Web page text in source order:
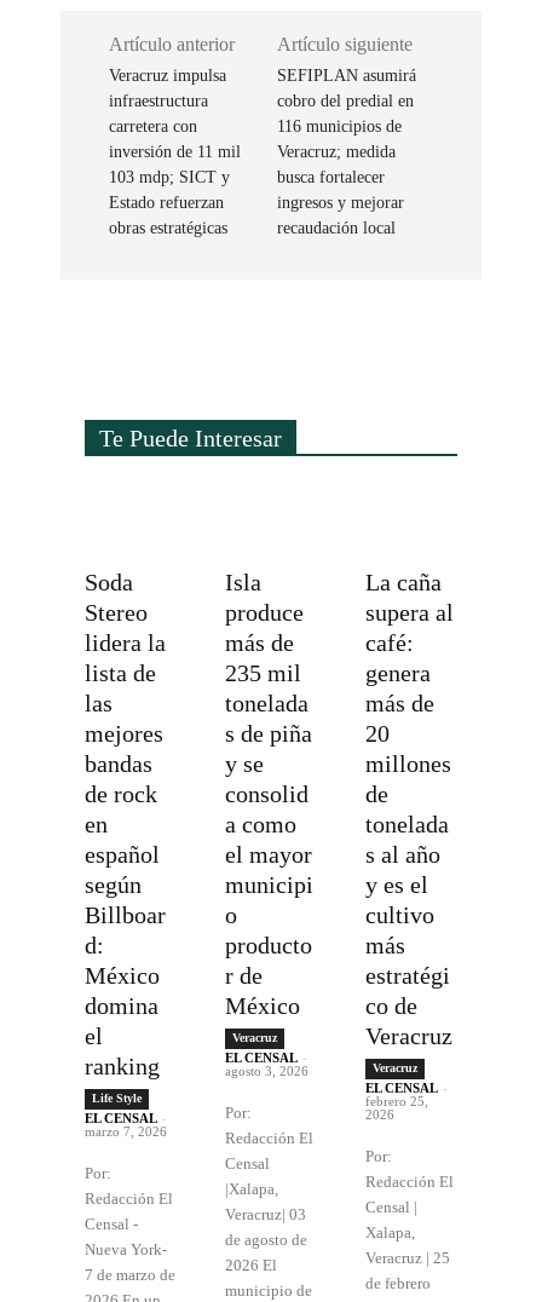
Artículo anterior
Veracruz impulsa
infraestructura
carretera con
inversión de 11 mil
103 mdp; SICT y
Estado refuerzan
obras estratégicas
Artículo siguiente
SEFIPLAN asumirá
cobro del predial en
116 municipios de
Veracruz; medida
busca fortalecer
ingresos y mejorar
recaudación local
Te Puede Interesar
Soda
Stereo
lidera la
lista de
las
mejores
bandas
de rock
en
español
según
Billboar
d:
México
domina
el
ranking
Life Style
EL CENSAL -
marzo 7, 2026
Por:
Redacción El
Censal -
Nueva York-
7 de marzo de
Isla
produce
más de
235 mil
tonelada
s de piña
y se
consolid
a como
el mayor
municipi
o
producto
r de
México
Veracruz
EL CENSAL -
agosto 3, 2026
Por:
Redacción El
Censal
|Xalapa,
Veracruz| 03
de agosto de
2026 El
municipio de
La caña
supera al
café:
genera
más de
20
millones
de
tonelada
s al año
y es el
cultivo
más
estratégi
co de
Veracruz
Veracruz
EL CENSAL -
febrero 25,
2026
Por:
Redacción El
Censal |
Xalapa,
Veracruz | 25
de febrero